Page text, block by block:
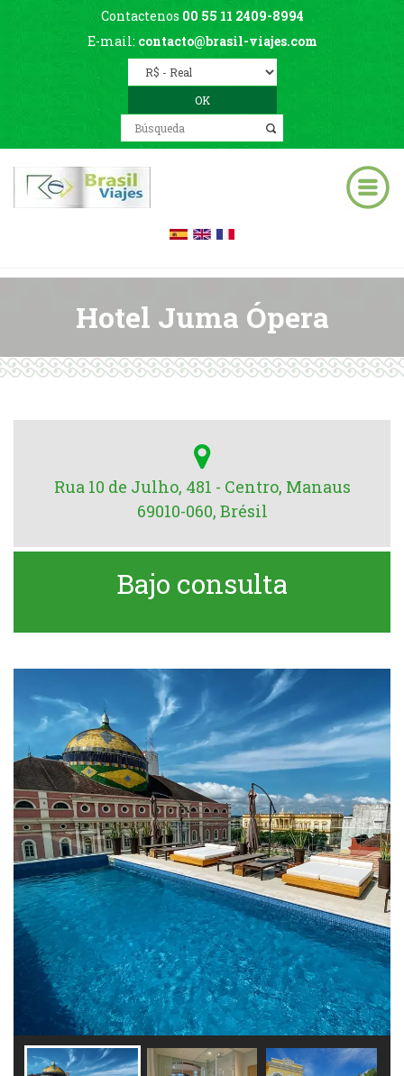
Contactenos 00 55 11 2409-8994
E-mail: contacto@brasil-viajes.com
Hotel Juma Ópera
Rua 10 de Julho, 481 - Centro, Manaus
69010-060, Brésil
Bajo consulta